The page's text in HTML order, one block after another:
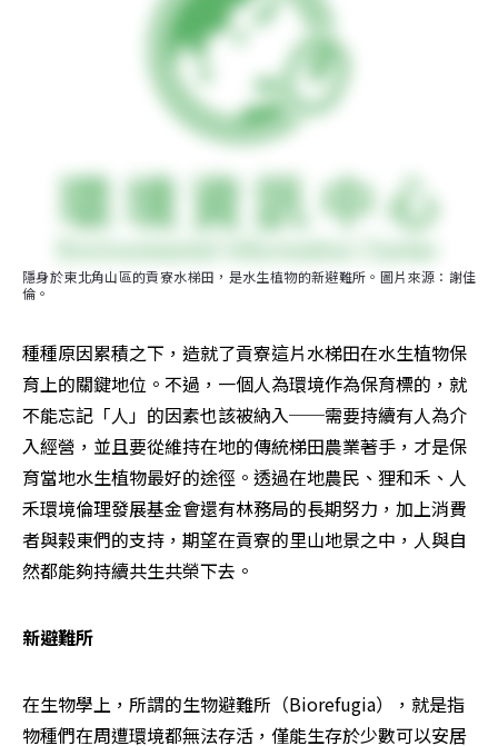
隱身於東北角山區的貢寮水梯田，是水生植物的新避難所。圖片來源：謝佳
倫。
種種原因累積之下，造就了貢寮這片水梯田在水生植物保
育上的關鍵地位。不過，一個人為環境作為保育標的，就
不能忘記「人」的因素也該被納入──需要持續有人為介
入經營，並且要從維持在地的傳統梯田農業著手，才是保
育當地水生植物最好的途徑。透過在地農民、狸和禾、人
禾環境倫理發展基金會還有林務局的長期努力，加上消費
者與榖東們的支持，期望在貢寮的里山地景之中，人與自
然都能夠持續共生共榮下去。
新避難所
在生物學上，所謂的生物避難所（Biorefugia），就是指
物種們在周遭環境都無法存活，僅能生存於少數可以安居